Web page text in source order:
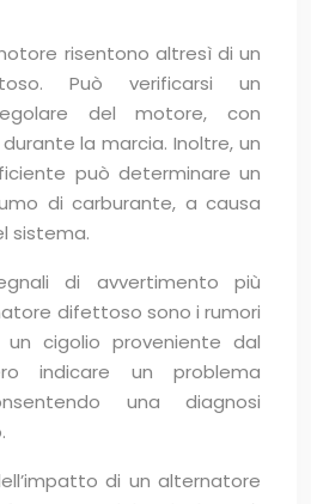
risentono altresì di un
Può verificarsi un
del motore, con
la marcia. Inoltre, un
può determinare un
di carburante, a causa
sistema.
di avvertimento più
difettoso sono i rumori
un cigolio proveniente dal
indicare un problema
una diagnosi
di un alternatore